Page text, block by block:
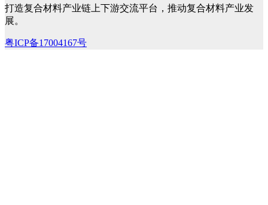
打造复合材料产业链上下游交流平台，推动复合材料产业发
展。
粤ICP备17004167号